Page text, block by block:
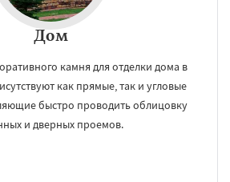
Дом
камня для отделки дома в
как прямые, так и угловые
быстро проводить облицовку
и дверных проемов.